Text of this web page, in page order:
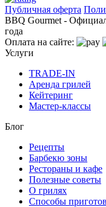
Публичная оферта
BBQ Gourmet -
года
Оплата на сайте:
Услуги
TRADE-IN
Аренда грилей
Кейтеринг
Мастер-классы
Блог
Рецепты
Барбекю зоны
Рестораны и кафе
Полезные советы
О грилях
Способы